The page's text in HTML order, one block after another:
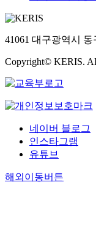
41061 대구광역시
Copyright© KERIS.
네이버 블로그
인스타그램
유튜브
해외이동버튼